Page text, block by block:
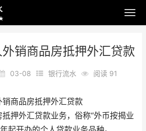
销商品房抵押外汇贷款
03-08 银行流水 阅读 91
商品房抵押外汇贷款
押外汇贷款业务，俗称“外币按揭业